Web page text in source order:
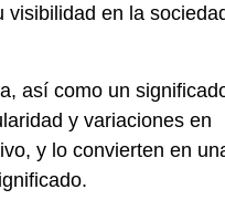
en la
así como un
y variaciones en
y lo convierten en